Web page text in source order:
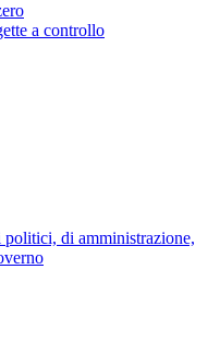
a controllo
di amministrazione,